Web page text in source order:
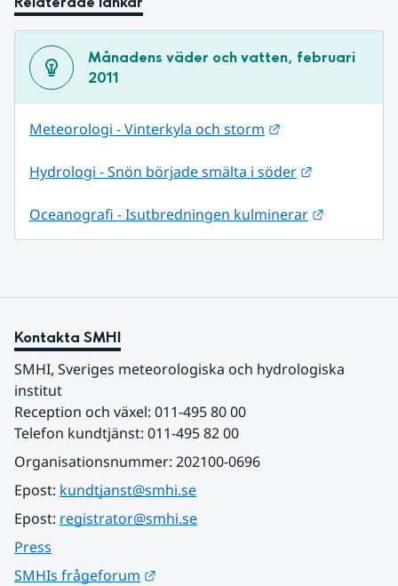
Månadens väder och vatten, februari
2011
Meteorologi - Vinterkyla och storm
Hydrologi - Snön började smälta i söder
Oceanografi - Isutbredningen kulminerar
Kontakta SMHI
SMHI, Sveriges meteorologiska och hydrologiska
institut
Reception och växel: 011-495 80 00
Telefon kundtjänst: 011-495 82 00
Organisationsnummer: 202100-0696
Epost: kundtjanst@smhi.se
Epost: registrator@smhi.se
Press
SMHIs frågeforum